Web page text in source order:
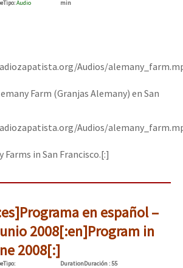
contra a Humanidade”
globales por la libertad de Jesús
Bem Virá” se publica no Estado Espanhol
o mundo saiba! Nossas lutas pela
por el CNI: 30 años de Resistencia y
Tipo:Audio
min
Audios/
Farm (Granjas Alemany) en San
Audios/
in San Francisco.[:]
en español –
2008[:en]Program in
2008[:]
Tipo:
DurationDuración: 55